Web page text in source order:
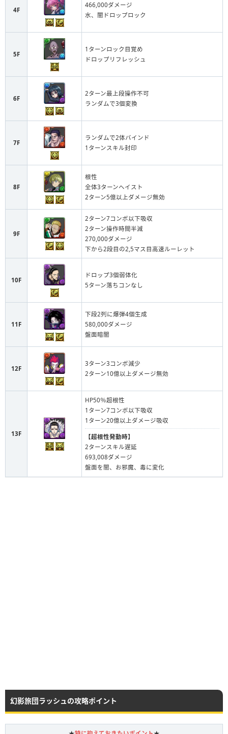
4F
466,000ダメージ
水、闇ドロップロック
5F
1ターンロック目覚め
ドロップリフレッシュ
6F
2ターン最上段操作不可
ランダムで3個変換
7F
ランダムで2体バインド
1ターンスキル封印
8F
根性
全体3ターンヘイスト
2ターン5億以上ダメージ無効
9F
2ターン7コンボ以下吸収
2ターン操作時間半減
270,000ダメージ
下から2段目の2,5マス目高速ルーレット
10F
ドロップ3個弱体化
5ターン落ちコンなし
11F
下段2列に爆弾4個生成
580,000ダメージ
盤面暗闇
12F
3ターン3コンボ減少
2ターン10億以上ダメージ無効
13F
HP50％超根性
1ターン7コンボ以下吸収
1ターン20億以上ダメージ吸収
【超根性発動時】
2ターンスキル遅延
693,008ダメージ
盤面を闇、お邪魔、毒に変化
幻影旅団ラッシュの攻略ポイント